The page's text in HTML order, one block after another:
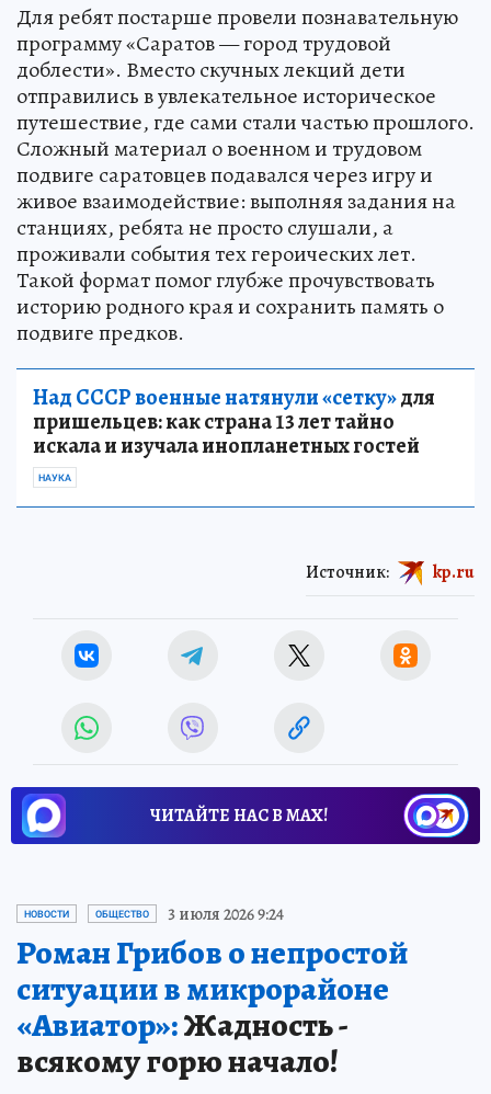
Для ребят постарше провели познавательную
программу «Саратов — город трудовой
доблести». Вместо скучных лекций дети
отправились в увлекательное историческое
путешествие, где сами стали частью прошлого.
Сложный материал о военном и трудовом
подвиге саратовцев подавался через игру и
живое взаимодействие: выполняя задания на
станциях, ребята не просто слушали, а
проживали события тех героических лет.
Такой формат помог глубже прочувствовать
историю родного края и сохранить память о
подвиге предков.
Над СССР военные натянули «сетку»для
пришельцев: как страна 13 лет тайно
искала и изучала инопланетных гостей
НАУКА
Источник: kp.ru
ЧИТАЙТЕ НАС В МАХ!
НОВОСТИ ОБЩЕСТВО 3 июля 2026 9:24
Роман Грибов о непростой
ситуации в микрорайоне
«Авиатор»:Жадность -
всякому горю начало!